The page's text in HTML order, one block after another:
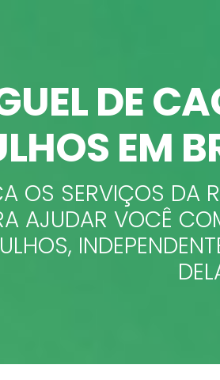
DE
EM
OS SERVIÇOS DA
AJUDAR VOCÊ